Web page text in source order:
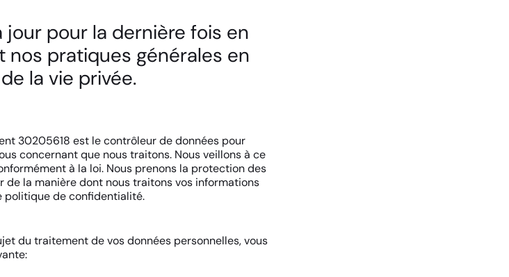
pour la dernière fois en
pratiques générales en
la vie privée.
30205618 est le contrôleur de données pour
concernant que nous traitons. Nous veillons à ce
à la loi. Nous prenons la protection des
de la manière dont nous traitons vos informations
politique de confidentialité.
du traitement de vos données personnelles, vous